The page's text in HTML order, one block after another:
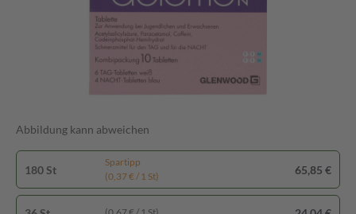
Abbildung kann abweichen
180 St
Spartipp
(0,37 € / 1 St)
65,85 €